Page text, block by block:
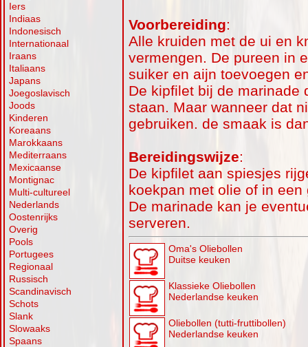
Iers
Indiaas
Indonesisch
Internationaal
Iraans
Italiaans
Japans
Joegoslavisch
Joods
Kinderen
Koreaans
Marokkaans
Mediterraans
Mexicaanse
Montignac
Multi-cultureel
Nederlands
Oostenrijks
Overig
Pools
Portugees
Regionaal
Russisch
Scandinavisch
Schots
Slank
Slowaaks
Spaans
Voorbereiding:
Alle kruiden met de ui en
vermengen. De pureen in
suiker en aijn toevoegen
De kipfilet bij de marinade
staan. Maar wanneer dat
gebruiken. de smaak is
Bereidingswijze:
De kipfilet aan spiesjes
koekpan met olie of in een
De marinade kan je
serveren.
Oma's Oliebollen
Duitse keuken
Klassieke Oliebollen
Nederlandse keuken
Oliebollen (tutti-fruttibollen)
Nederlandse keuken